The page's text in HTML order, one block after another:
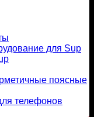
для Sup
поясные
телефонов